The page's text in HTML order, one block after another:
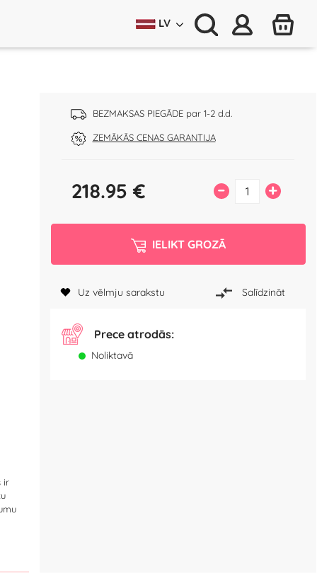
LV
BEZMAKSAS PIEGĀDE par 1-2 d.d.
ZEMĀKĀS CENAS GARANTIJA
ir
218.95 € – +
IELIKT GROZĀ
Uz vēlmju sarakstu Salīdzināt
Prece atrodās:
Noliktavā